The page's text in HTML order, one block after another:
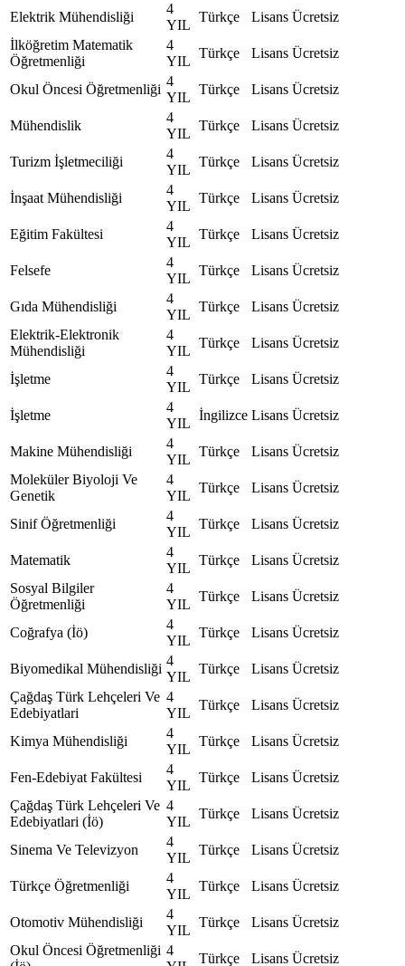
Elektrik Mühendisliği
4
YIL
Türkçe Lisans Ücretsiz
İlköğretim Matematik
Öğretmenliği
4
YIL
Türkçe Lisans Ücretsiz
Okul Öncesi Öğretmenliği
4
YIL
Türkçe Lisans Ücretsiz
Mühendislik
4
YIL
Türkçe Lisans Ücretsiz
Turizm İşletmeciliği
4
YIL
Türkçe Lisans Ücretsiz
İnşaat Mühendisliği
4
YIL
Türkçe Lisans Ücretsiz
Eğitim Fakültesi
4
YIL
Türkçe Lisans Ücretsiz
Felsefe
4
YIL
Türkçe Lisans Ücretsiz
Gıda Mühendisliği
4
YIL
Türkçe Lisans Ücretsiz
Elektrik-Elektronik
Mühendisliği
4
YIL
Türkçe Lisans Ücretsiz
İşletme
4
YIL
Türkçe Lisans Ücretsiz
İşletme
4
YIL
İngilizce Lisans Ücretsiz
Makine Mühendisliği
4
YIL
Türkçe Lisans Ücretsiz
Moleküler Biyoloji Ve
Genetik
4
YIL
Türkçe Lisans Ücretsiz
Sinif Öğretmenliği
4
YIL
Türkçe Lisans Ücretsiz
Matematik
4
YIL
Türkçe Lisans Ücretsiz
Sosyal Bilgiler
Öğretmenliği
4
YIL
Türkçe Lisans Ücretsiz
Coğrafya (İö)
4
YIL
Türkçe Lisans Ücretsiz
Biyomedikal Mühendisliği
4
YIL
Türkçe Lisans Ücretsiz
Çağdaş Türk Lehçeleri Ve
Edebiyatlari
4
YIL
Türkçe Lisans Ücretsiz
Kimya Mühendisliği
4
YIL
Türkçe Lisans Ücretsiz
Fen-Edebiyat Fakültesi
4
YIL
Türkçe Lisans Ücretsiz
Çağdaş Türk Lehçeleri Ve
Edebiyatlari (İö)
4
YIL
Türkçe Lisans Ücretsiz
Sinema Ve Televizyon
4
YIL
Türkçe Lisans Ücretsiz
Türkçe Öğretmenliği
4
YIL
Türkçe Lisans Ücretsiz
Otomotiv Mühendisliği
4
YIL
Türkçe Lisans Ücretsiz
Okul Öncesi Öğretmenliği 4
Türkçe Lisans Ücretsiz